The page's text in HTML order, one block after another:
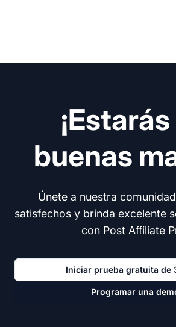
buenas
Únete a nuestra
satisfechos y brinda excelente
con Post Affiliate
Iniciar prueba gratuita de
Programar una